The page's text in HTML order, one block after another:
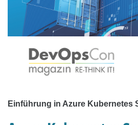
Einführung in Azure Kubernetes